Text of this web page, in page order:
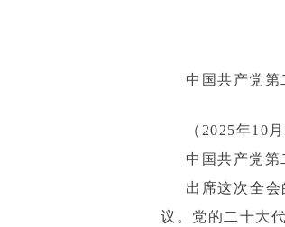
中国共产党
（2025年10
中国共产党第
出席这次全
议。党的二十大